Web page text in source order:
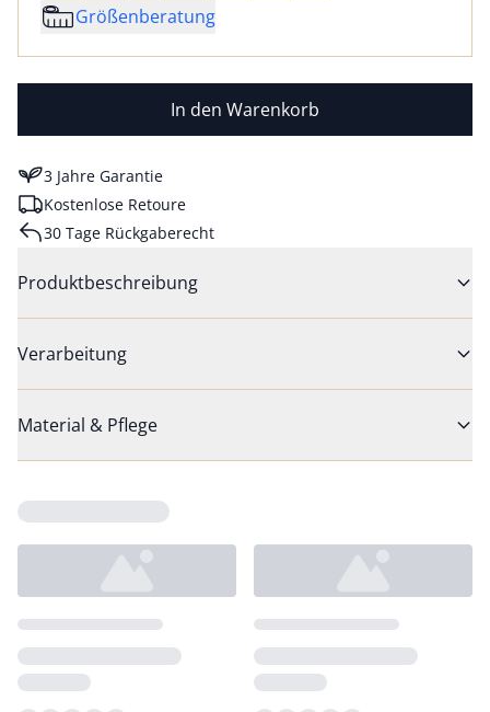
Größenberatung
In den Warenkorb
3 Jahre Garantie
Kostenlose Retoure
30 Tage Rückgaberecht
Produktbeschreibung
Verarbeitung
Material & Pflege